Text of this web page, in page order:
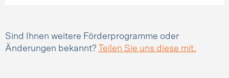
Sind Ihnen weitere Förderprogramme oder
Änderungen bekannt?
Teilen Sie uns diese mit.